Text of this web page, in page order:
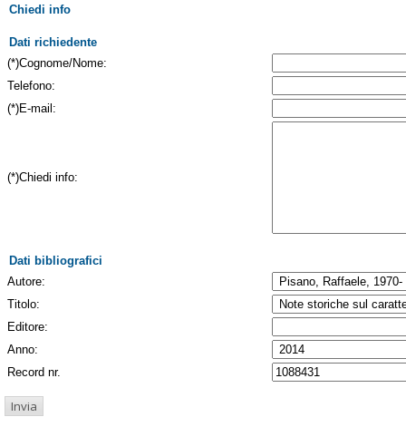
Chiedi info
Dati richiedente
(*)Cognome/Nome:
Telefono:
(*)E-mail:
(*)Chiedi info:
Dati bibliografici
Autore:
Titolo:
Editore:
Anno:
Record nr.